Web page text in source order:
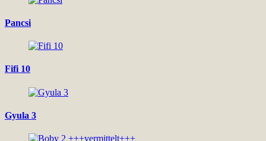
Pancsi
Fifi 10
Gyula 3